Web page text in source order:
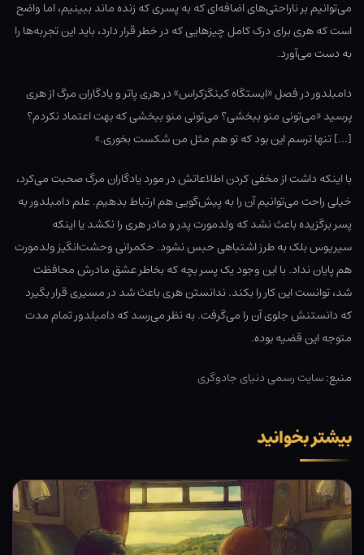
می‌توانیم بر ناراحتی‌های اضافه‌ای که به پسری که زنده ماند ببینیم، اما واضح
است که هری برای درک کامل چیزهایی که در خطر قرار دارد، باید این تجربه‌ها را
به دست می‌آورد.
دامبلدور در فصل «ایستگاه کینگزکراس» در هری پاتر و یادگاران مرگ از هری
پرسید «می‌تونی منو ببخشی؟ می‌تونی منو ببخشی که بهت اعتماد نکردم؟
[…] تنها ترسم این بود که تو هم مثل من شکست بخوری.»
با اینکه داشت از مخفی کردن اطلاعاتش در مورد یادگاران مرگ صحبت می‌کرد،
خیلی راحت می‌توانیم آن را به پیش‌گویی هم ارتباط بدهیم. علم دامبلدور به
پسر برگزیده باعث نشد که ولدمورت پدر و مادر هری را نکشد یا اینکه
سیریوس بلک به طرز اشتباهی حبس نشود. حکمرانی وحشت‌انگیز ولدمورت
هم پایان نداد. با این وجود یک پسر بچه که بخاطر عشق مادرش محافظت
شد، توانست این کار را بکند. ندانستن هری باعث شد در مسیری قرار بگیرد
که دانستنش جلوی آن را می‌گرفت. به نظر می‌رسد که دامبلدور تمام مدت
متوجه این قضیه بوده.
منبع:سایت رسمی دنیای جادوگری
بیشتر بخوانید